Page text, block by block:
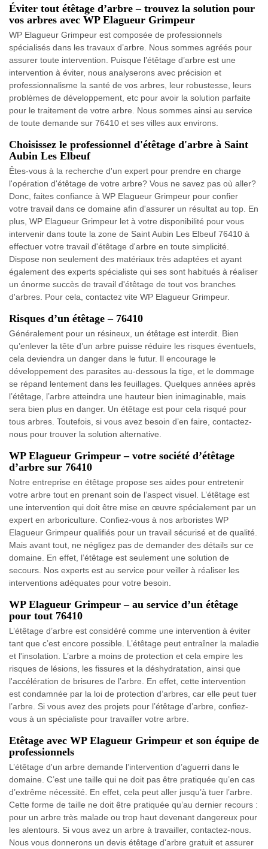
Éviter tout étêtage d’arbre – trouvez la solution pour
vos arbres avec WP Elagueur Grimpeur
WP Elagueur Grimpeur est composée de professionnels
spécialisés dans les travaux d’arbre. Nous sommes agréés pour
assurer toute intervention. Puisque l’étêtage d’arbre est une
intervention à éviter, nous analyserons avec précision et
professionnalisme la santé de vos arbres, leur robustesse, leurs
problèmes de développement, etc pour avoir la solution parfaite
pour le traitement de votre arbre. Nous sommes ainsi au service
de toute demande sur 76410 et ses villes aux environs.
Choisissez le professionnel d'étêtage d'arbre à Saint
Aubin Les Elbeuf
Êtes-vous à la recherche d'un expert pour prendre en charge
l'opération d'étêtage de votre arbre? Vous ne savez pas où aller?
Donc, faites confiance à WP Elagueur Grimpeur pour confier
votre travail dans ce domaine afin d'assurer un résultat au top. En
plus, WP Elagueur Grimpeur let à votre disponibilité pour vous
intervenir dans toute la zone de Saint Aubin Les Elbeuf 76410 à
effectuer votre travail d'étêtage d'arbre en toute simplicité.
Dispose non seulement des matériaux très adaptées et ayant
également des experts spécialiste qui ses sont habitués à réaliser
un énorme succès de travail d'étêtage de tout vos branches
d'arbres. Pour cela, contactez vite WP Elagueur Grimpeur.
Risques d’un étêtage – 76410
Généralement pour un résineux, un étêtage est interdit. Bien
qu’enlever la tête d’un arbre puisse réduire les risques éventuels,
cela deviendra un danger dans le futur. Il encourage le
développement des parasites au-dessous la tige, et le dommage
se répand lentement dans les feuillages. Quelques années après
l’étêtage, l’arbre atteindra une hauteur bien inimaginable, mais
sera bien plus en danger. Un étêtage est pour cela risqué pour
tous arbres. Toutefois, si vous avez besoin d’en faire, contactez-
nous pour trouver la solution alternative.
WP Elagueur Grimpeur – votre société d’étêtage
d’arbre sur 76410
Notre entreprise en étêtage propose ses aides pour entretenir
votre arbre tout en prenant soin de l’aspect visuel. L’étêtage est
une intervention qui doit être mise en œuvre spécialement par un
expert en arboriculture. Confiez-vous à nos arboristes WP
Elagueur Grimpeur qualifiés pour un travail sécurisé et de qualité.
Mais avant tout, ne négligez pas de demander des détails sur ce
domaine. En effet, l’étêtage est seulement une solution de
secours. Nos experts est au service pour veiller à réaliser les
interventions adéquates pour votre besoin.
WP Elagueur Grimpeur – au service d’un étêtage
pour tout 76410
L’étêtage d’arbre est considéré comme une intervention à éviter
tant que c’est encore possible. L’étêtage peut entraîner la maladie
et l'insolation. L’arbre a moins de protection et cela empire les
risques de lésions, les fissures et la déshydratation, ainsi que
l'accélération de brisures de l’arbre. En effet, cette intervention
est condamnée par la loi de protection d’arbres, car elle peut tuer
l’arbre. Si vous avez des projets pour l’étêtage d’arbre, confiez-
vous à un spécialiste pour travailler votre arbre.
Etêtage avec WP Elagueur Grimpeur et son équipe de
professionnels
L’étêtage d'un arbre demande l’intervention d’aguerri dans le
domaine. C’est une taille qui ne doit pas être pratiquée qu’en cas
d’extrême nécessité. En effet, cela peut aller jusqu’à tuer l’arbre.
Cette forme de taille ne doit être pratiquée qu’au dernier recours :
pour un arbre très malade ou trop haut devenant dangereux pour
les alentours. Si vous avez un arbre à travailler, contactez-nous.
Nous vous donnerons un devis étêtage d'arbre gratuit et assurer